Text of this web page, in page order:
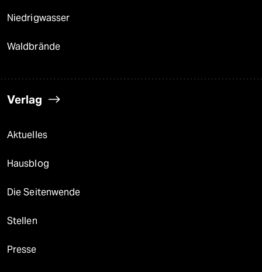
Niedrigwasser
Waldbrände
Verlag
Aktuelles
Hausblog
Die Seitenwende
Stellen
Presse